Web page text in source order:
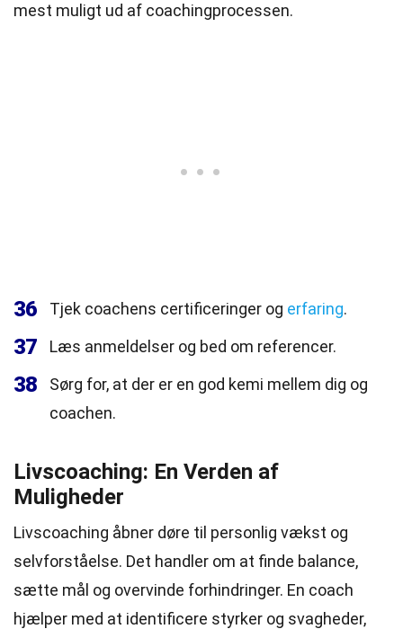
mest muligt ud af coachingprocessen.
36 Tjek coachens certificeringer og erfaring.
37 Læs anmeldelser og bed om referencer.
38
Sørg for, at der er en god kemi mellem dig og
coachen.
Livscoaching: En Verden af
Muligheder
Livscoaching åbner døre til personlig vækst og
selvforståelse. Det handler om at finde balance,
sætte mål og overvinde forhindringer. En coach
hjælper med at identificere styrker og svagheder,